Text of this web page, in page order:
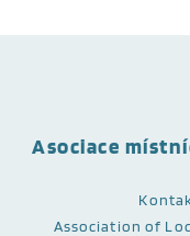
Asociace
Association of